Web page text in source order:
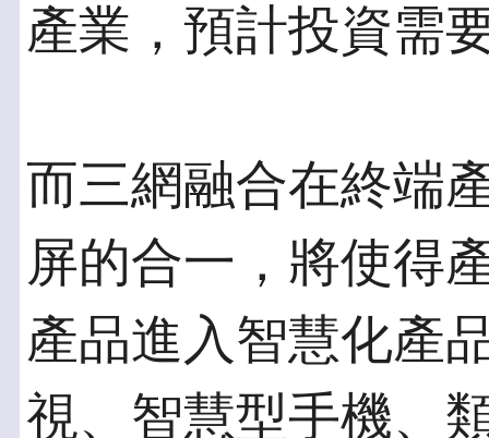
產業，預計投資需
而三網融合在終端
屏的合一，將使得
產品進入智慧化產
視、智慧型手機、